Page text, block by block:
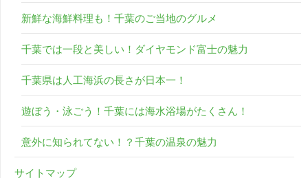
新鮮な海鮮料理も！千葉のご当地のグルメ
千葉では一段と美しい！ダイヤモンド富士の魅力
千葉県は人工海浜の長さが日本一！
遊ぼう・泳ごう！千葉には海水浴場がたくさん！
意外に知られてない！？千葉の温泉の魅力
サイトマップ